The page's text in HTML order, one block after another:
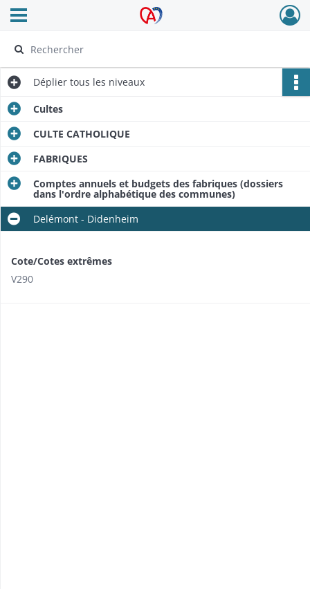
Archives Alsace - Colmar
Ouvrir le menu déroulant
Déplier tous les niveaux
Cultes
CULTE CATHOLIQUE
FABRIQUES
Comptes annuels et budgets des fabriques (dossiers
dans l'ordre alphabétique des communes)
Delémont - Didenheim
Cote/Cotes extrêmes
V290